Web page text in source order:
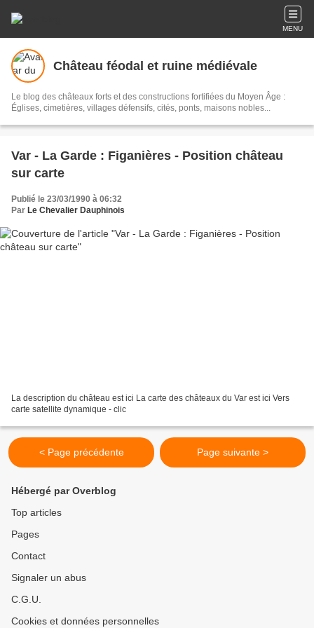
MENU
Château féodal et ruine médiévale
Le blog des châteaux forts et des constructions fortifiées du Moyen Âge :
Églises, cimetières, villages défensifs, cités, ponts, maisons nobles...
Var - La Garde : Figanières - Position château
sur carte
Publié le 23/03/1990 à 06:32
Par Le Chevalier Dauphinois
La description du château est ici La carte des châteaux du Var est ici Vers
carte satellite dynamique - clic
< Page précédente Page suivante >
Hébergé par Overblog
Top articles
Pages
Contact
Signaler un abus
C.G.U.
Cookies et données personnelles